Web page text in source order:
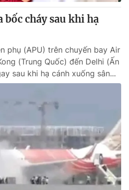
cháy sau khi hạ
phụ (APU) trên chuyến bay Air
(Trung Quốc) đến Delhi (Ấn
sau khi hạ cánh xuống sân...